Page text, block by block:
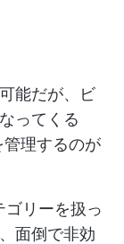
能だが、ビ
ってくる
理するのが
ゴリーを扱っ
面倒で非効